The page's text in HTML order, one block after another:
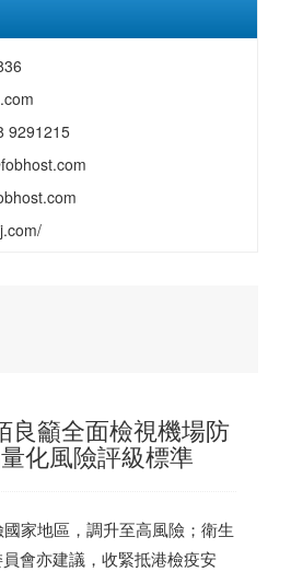
9291215
良籲全面檢視機場防
化風險評級標準
家地區，調升至高風險；衛生
會亦建議，收緊抵港檢疫安